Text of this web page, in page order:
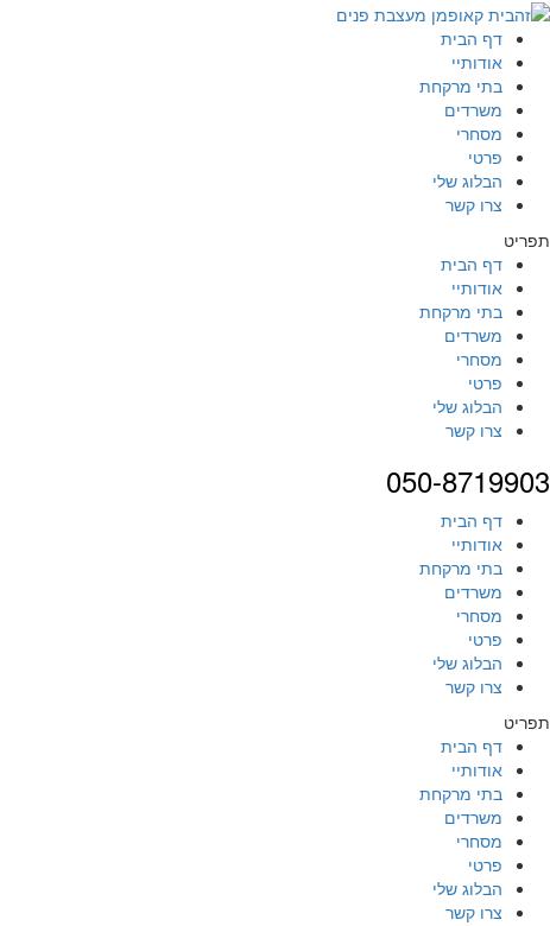
דף הבית
אודותיי
בתי מרקחת
משרדים
מסחרי
פרטי
הבלוג שלי
צרו קשר
תפריט
דף הבית
אודותיי
בתי מרקחת
משרדים
מסחרי
פרטי
הבלוג שלי
צרו קשר
050-8719903
דף הבית
אודותיי
בתי מרקחת
משרדים
מסחרי
פרטי
הבלוג שלי
צרו קשר
תפריט
דף הבית
אודותיי
בתי מרקחת
משרדים
מסחרי
פרטי
הבלוג שלי
צרו קשר